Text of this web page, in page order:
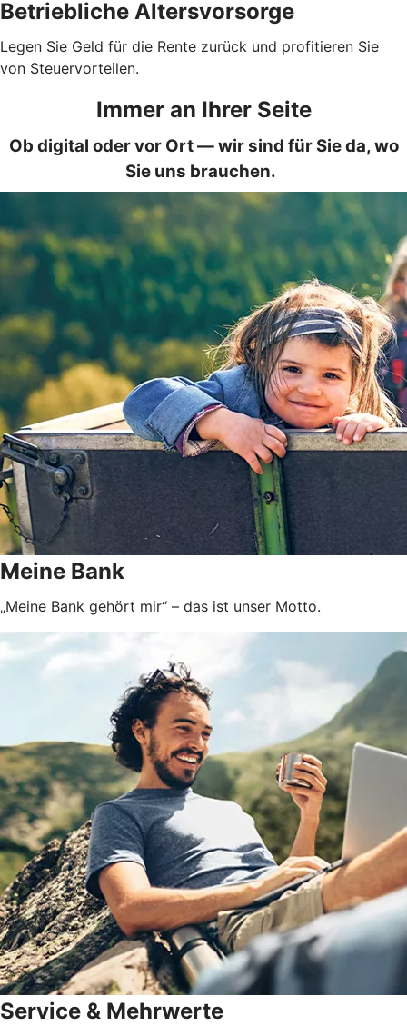
Betriebliche Altersvorsorge
Legen Sie Geld für die Rente zurück und profitieren Sie
von Steuervorteilen.
Immer an Ihrer Seite
Ob digital oder vor Ort — wir sind für Sie da, wo
Sie uns brauchen.
Meine Bank
„Meine Bank gehört mir“ – das ist unser Motto.
Service & Mehrwerte